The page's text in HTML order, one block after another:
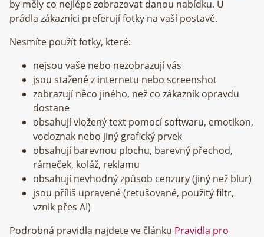
by měly co nejlépe zobrazovat danou nabídku. U
prádla zákazníci preferují fotky na vaší postavě.
Nesmíte použít fotky, které:
nejsou vaše nebo nezobrazují vás
jsou stažené z internetu nebo screenshot
zobrazují něco jiného, než co zákazník opravdu
dostane
obsahují vložený text pomocí softwaru, emotikon,
vodoznak nebo jiný grafický prvek
obsahují barevnou plochu, barevný přechod,
rámeček, koláž, reklamu
obsahují nevhodný způsob cenzury (jiný než blur)
jsou příliš upravené (retušované, použitý filtr,
vznik přes AI)
Podrobná pravidla najdete ve článku Pravidla pro